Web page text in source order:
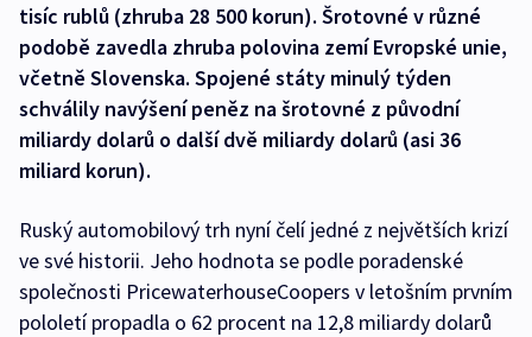
tisíc rublů (zhruba 28 500 korun). Šrotovné v různé
podobě zavedla zhruba polovina zemí Evropské unie,
včetně Slovenska. Spojené státy minulý týden
schválily navýšení peněz na šrotovné z původní
miliardy dolarů o další dvě miliardy dolarů (asi 36
miliard korun).
Ruský automobilový trh nyní čelí jedné z největších krizí
ve své historii. Jeho hodnota se podle poradenské
společnosti PricewaterhouseCoopers v letošním prvním
pololetí propadla o 62 procent na 12,8 miliardy dolarů